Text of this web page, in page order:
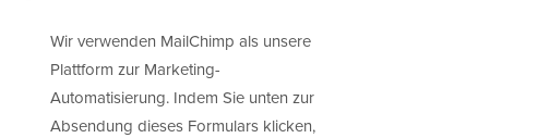
Wir verwenden MailChimp als unsere
Plattform zur Marketing-
Automatisierung. Indem Sie unten zur
Absendung dieses Formulars klicken,